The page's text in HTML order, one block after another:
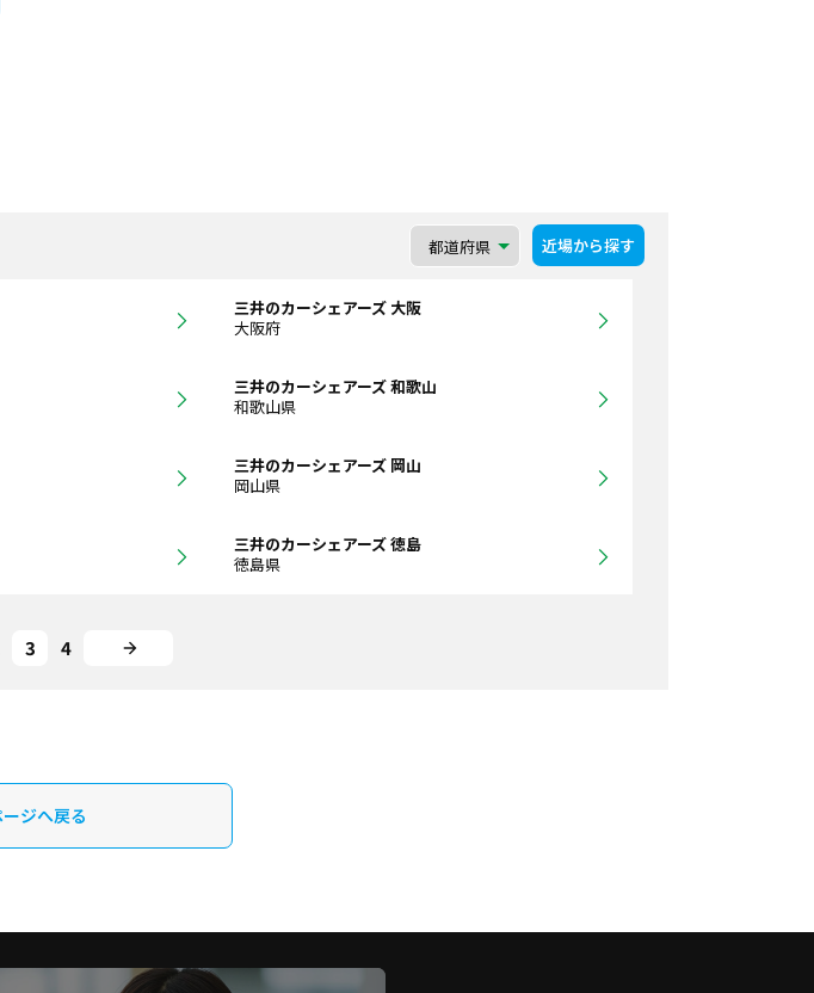
近場から探す
三井のカーシェアーズ 大阪
大阪府
三井のカーシェアーズ 和歌山
和歌山県
三井のカーシェアーズ 岡山
岡山県
三井のカーシェアーズ 徳島
徳島県
3 4
ージへ戻る